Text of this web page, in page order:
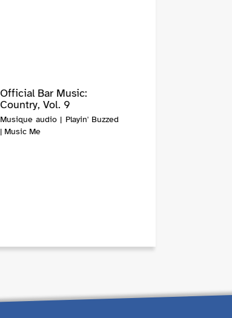
Official Bar Music:
Country, Vol. 9
Musique audio | Playin' Buzzed
| Music Me